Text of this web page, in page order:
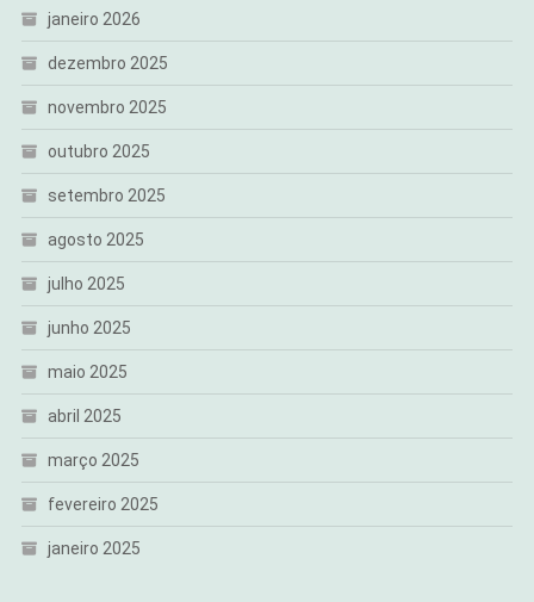
janeiro 2026
dezembro 2025
novembro 2025
outubro 2025
setembro 2025
agosto 2025
julho 2025
junho 2025
maio 2025
abril 2025
março 2025
fevereiro 2025
janeiro 2025